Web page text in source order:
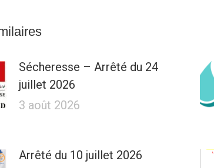
Sécheresse – Arrêté du 24
juillet 2026
3 août 2026
Arrêté du 10 juillet 2026